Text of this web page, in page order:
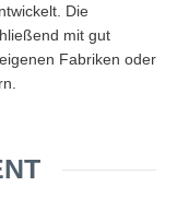
Die
mit gut
Fabriken oder